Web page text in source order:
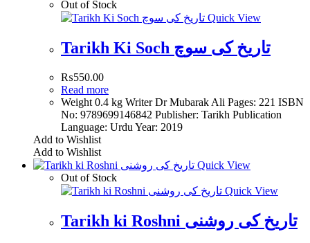
Out of Stock
Quick View
Tarikh Ki Soch تاریخ کی سوچ
₨550.00
Read more
Weight 0.4 kg Writer Dr Mubarak Ali Pages: 221 ISBN
No: 9789699146842 Publisher: Tarikh Publication
Language: Urdu Year: 2019
Add to Wishlist
Add to Wishlist
Quick View
Out of Stock
Quick View
Tarikh ki Roshni تاریخ کی روشنی